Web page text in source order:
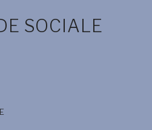
SOCIALE